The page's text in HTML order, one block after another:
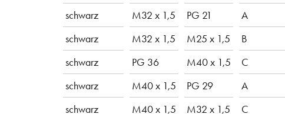
schwarz
M32 x 1,5 PG 21 A
schwarz
M32 x 1,5 M25 x 1,5 B
schwarz
PG 36 M40 x 1,5 C
schwarz
M40 x 1,5 PG 29 A
schwarz
M40 x 1,5 M32 x 1,5 C